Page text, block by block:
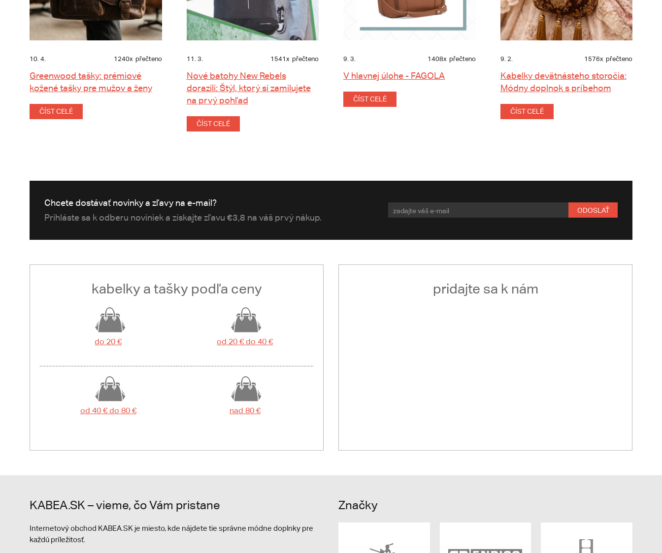
10. 4. 1240x přečteno
Greenwood tašky: prémiové
kožené tašky pre mužov a ženy
ČÍST CELÉ
11. 3. 1541x přečteno
Nové batohy New Rebels
dorazili: Štýl, ktorý si zamilujete
na prvý pohľad
ČÍST CELÉ
9. 3. 1408x přečteno
V hlavnej úlohe - FAGOLA
ČÍST CELÉ
9. 2. 1576x přečteno
Kabelky devätnásteho storočia:
Módny doplnok s príbehom
ČÍST CELÉ
Chcete dostávať novinky a zľavy na e-mail?
Prihláste sa k odberu noviniek a získajte zľavu €3,8 na váš prvý nákup.
ODOSLAŤ
kabelky a tašky podľa ceny
do 20 € od 20 € do 40 €
od 40 € do 80 € nad 80 €
pridajte sa k nám
KABEA.SK – vieme, čo Vám pristane
Internetový obchod KABEA.SK je miesto, kde nájdete tie správne módne doplnky pre
každú príležitosť.
Značky